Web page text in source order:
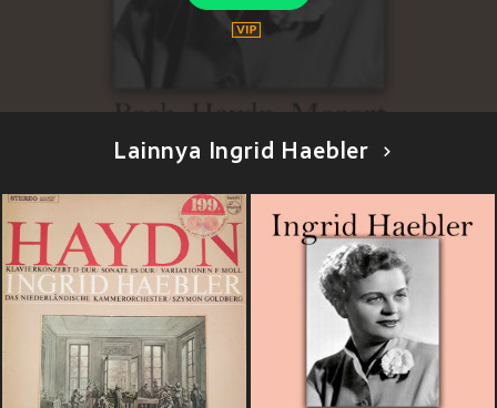
Lainnya Ingrid Haebler